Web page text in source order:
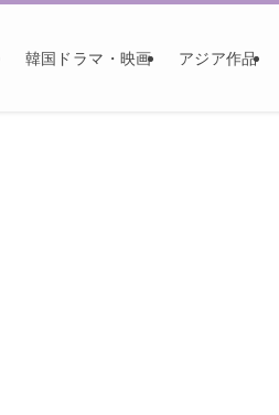
韓国ドラマ・映画 アジア作品